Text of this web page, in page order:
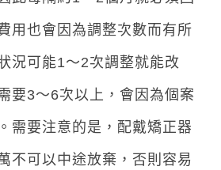
用也會因為調整次數而有所
況可能1～2次調整就能改
要3～6次以上，會因為個案
需要注意的是，配戴矯正器
不可以中途放棄，否則容易